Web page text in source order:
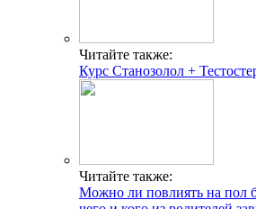
Читайте также:
Курс Станозолол +
Читайте также:
Можно ли повлиять на пол